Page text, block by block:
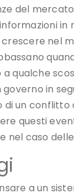
del
in
nel
qualche
in
di un
questi
nel caso
a un